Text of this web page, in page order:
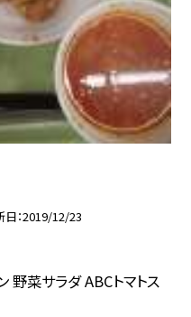
日 2019/12/23
野菜サラダ ABCトマトス